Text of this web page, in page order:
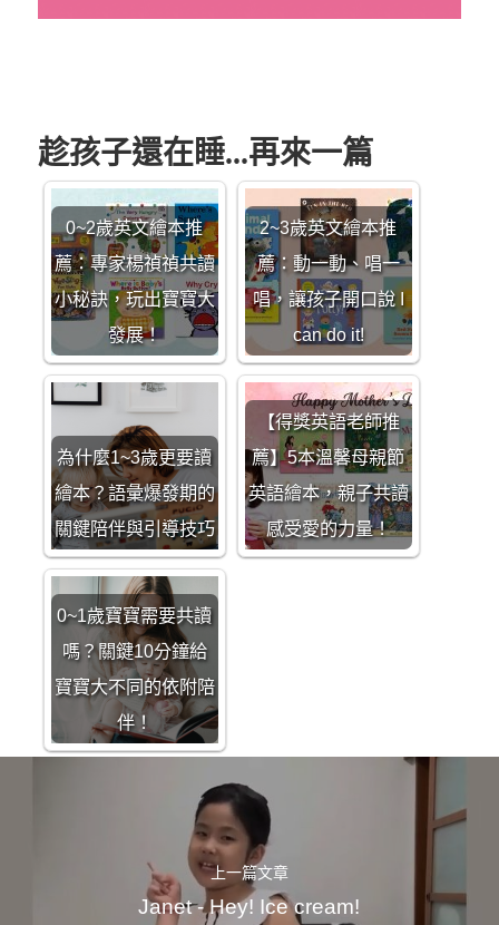
趁孩子還在睡...再來一篇
0~2歲英文繪本推
薦：專家楊禎禎共讀
小秘訣，玩出寶寶大
發展！
2~3歲英文繪本推
薦：動一動、唱一
唱，讓孩子開口說 I
can do it!
為什麼1~3歲更要讀
繪本？語彙爆發期的
關鍵陪伴與引導技巧
【得獎英語老師推
薦】5本溫馨母親節
英語繪本，親子共讀
感受愛的力量！
0~1歲寶寶需要共讀
嗎？關鍵10分鐘給
寶寶大不同的依附陪
伴！
上一篇文章
Janet - Hey! Ice cream!